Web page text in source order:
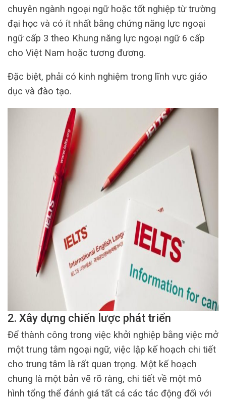
chuyên ngành ngoại ngữ hoặc tốt nghiệp từ trường
đại học và có ít nhất bằng chứng năng lực ngoại
ngữ cấp 3 theo Khung năng lực ngoại ngữ 6 cấp
cho Việt Nam hoặc tương đương.
Đặc biệt, phải có kinh nghiệm trong lĩnh vực giáo
dục và đào tạo.
2. Xây dựng chiến lược phát triển
Để thành công trong việc khởi nghiệp bằng việc mở
một trung tâm ngoại ngữ, việc lập kế hoạch chi tiết
cho trung tâm là rất quan trọng. Một kế hoạch
chung là một bản vẽ rõ ràng, chi tiết về một mô
hình tổng thể đánh giá tất cả các tác động đối với